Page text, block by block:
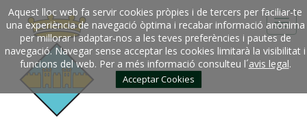
Aquest lloc web fa servir cookies pròpies i de tercers per faciliar-te
una experiència de navegació òptima i recabar informació anònima
per millorar i adaptar-nos a les teves preferències i pautes de
navegació. Navegar sense acceptar les cookies limitarà la visibilitat i
funcions del web. Per a més informació consulteu l´avis legal.
Acceptar Cookies